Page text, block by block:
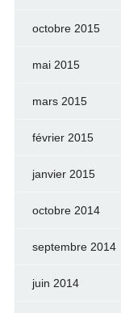
octobre 2015
mai 2015
mars 2015
février 2015
janvier 2015
octobre 2014
septembre 2014
juin 2014